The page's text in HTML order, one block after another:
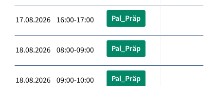
17.08.2026 16:00-17:00 Pal_Präp
18.08.2026 08:00-09:00 Pal_Präp
18.08.2026 09:00-10:00 Pal_Präp